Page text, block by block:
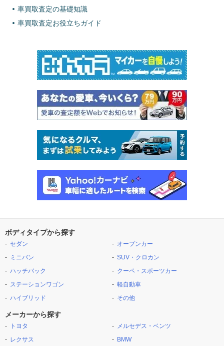
車買取査定の基礎知識
車買取査定お役立ちガイド
ボディタイプから探す
セダン
ミニバン
ハッチバック
ステーションワゴン
ハイブリッド
オープンカー
SUV・クロカン
クーペ・スポーツカー
軽自動車
その他
メーカーから探す
トヨタ
レクサス
メルセデス・ベンツ
BMW